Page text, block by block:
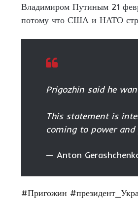
Владимиром Путиным 21
потому что США и НАТО
Prigozhin said he
This statement is
coming to power
— Anton
#Пригожин